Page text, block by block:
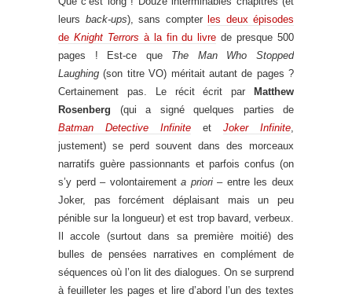
leurs back-ups), sans compter les deux épisodes
de Knight Terrors à la fin du livre de presque 500
pages ! Est-ce que The Man Who Stopped
Laughing (son titre VO) méritait autant de pages ?
Certainement pas. Le récit écrit par Matthew
Rosenberg (qui a signé quelques parties de
Batman Detective Infinite et Joker Infinite
justement) se perd souvent dans des morceaux
narratifs guère passionnants et parfois confus (on
s’y perd – volontairementa priori– entre les deux
Joker, pas forcément déplaisant mais un peu
pénible sur la longueur) et est trop bavard, verbeux.
Il accole (surtout dans sa première moitié) des
bulles de pensées narratives en complément de
séquences où l’on lit des dialogues. On se surprend
à feuilleter les pages et lire d’abord l’un des textes